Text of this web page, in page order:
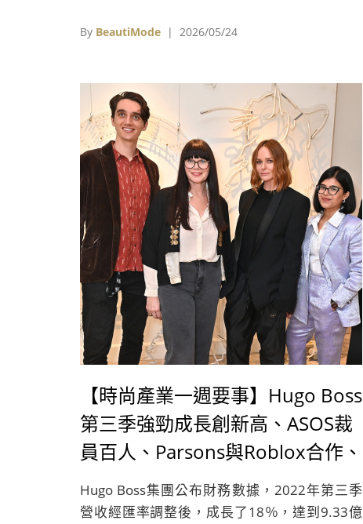
（Buccellati）在內的珠寶部門，在第四季大幅
強勁，讓管理層得以從容應對未來18至24個月
的市場變化。
By BeautiMode | 2026/05/24
【時尚產業一週要事】Hugo Boss
第三季強勁成長創新高、ASOS裁
員百人、Parsons與Roblox合作、
Stella McCartney與Lenovo選出
聖馬汀永續設計競賽得主
Hugo Boss集團公布財務數據，2022年第三季
營收經匯率調整後，成長了18％，達到9.33億